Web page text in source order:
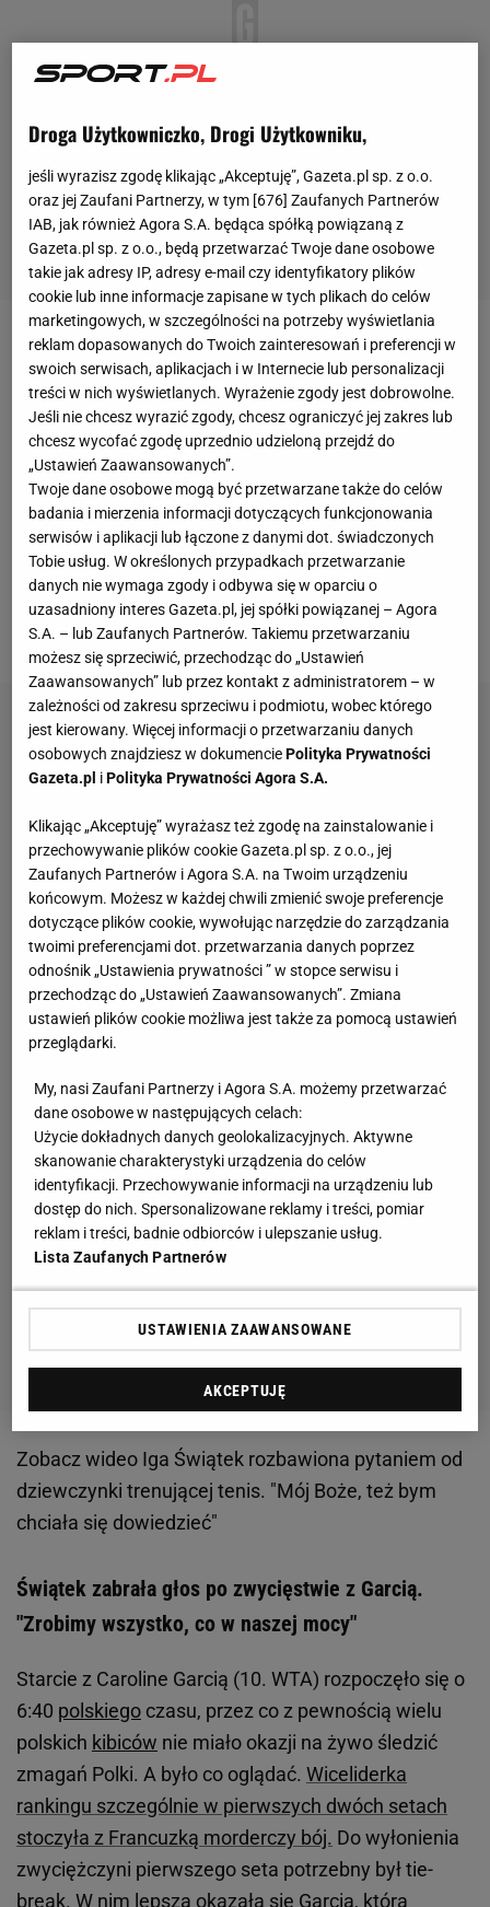
Iga Świątek (2. WTA) znakomicie czuje się na
chińskich kortach. Podczas turnieju WTA 1000 w
Pekinie dwa pierwsze mecze Polki były solidne, a
występ w 1/8 finału przeciwko Magdzie Linette był
niemal doskonały. "Rozmiary zwycięstwa
imponujące, jak i styl. Iga powoli robi kolejny krok w
kierunku lepszej formy" -pisał o tym pojedynku
Dominik Senkowski ze Sport.pl.W ćwierćfinale 22-
latka także udowodniła, że zapomniała już o nieco
gorszej formie sprzed kilku tygodni.
Zobacz wideo Iga Świątek rozbawiona pytaniem od
dziewczynki trenującej tenis. "Mój Boże, też bym
chciała się dowiedzieć"
Świątek zabrała głos po zwycięstwie z Garcią.
"Zrobimy wszystko, co w naszej mocy"
Starcie z Caroline Garcią (10. WTA) rozpoczęło się o
6:40 polskiego czasu, przez co z pewnością wielu
polskich kibiców nie miało okazji na żywo śledzić
zmagań Polki. A było co oglądać. Wiceliderka
rankingu szczególnie w pierwszych dwóch setach
stoczyła z Francuzką morderczy bój. Do wyłonienia
zwyciężczyni pierwszego seta potrzebny był tie-
break. W nim lepsza okazała się Garcia, która
Droga Użytkowniczko, Drogi Użytkowniku,
jeśli wyrazisz zgodę klikając „Akceptuję”, Gazeta.pl sp. z o.o.
oraz jej Zaufani Partnerzy, w tym [676] Zaufanych Partnerów
IAB, jak również Agora S.A. będąca spółką powiązaną z
Gazeta.pl sp. z o.o., będą przetwarzać Twoje dane osobowe
takie jak adresy IP, adresy e-mail czy identyfikatory plików
cookie lub inne informacje zapisane w tych plikach do celów
marketingowych, w szczególności na potrzeby wyświetlania
reklam dopasowanych do Twoich zainteresowań i preferencji w
swoich serwisach, aplikacjach i w Internecie lub personalizacji
treści w nich wyświetlanych. Wyrażenie zgody jest dobrowolne.
Jeśli nie chcesz wyrazić zgody, chcesz ograniczyć jej zakres lub
chcesz wycofać zgodę uprzednio udzieloną przejdź do
„Ustawień Zaawansowanych”.
Twoje dane osobowe mogą być przetwarzane także do celów
badania i mierzenia informacji dotyczących funkcjonowania
serwisów i aplikacji lub łączone z danymi dot. świadczonych
Tobie usług. W określonych przypadkach przetwarzanie
danych nie wymaga zgody i odbywa się w oparciu o
uzasadniony interes Gazeta.pl, jej spółki powiązanej – Agora
S.A. – lub Zaufanych Partnerów. Takiemu przetwarzaniu
możesz się sprzeciwić, przechodząc do „Ustawień
Zaawansowanych” lub przez kontakt z administratorem – w
zależności od zakresu sprzeciwu i podmiotu, wobec którego
jest kierowany. Więcej informacji o przetwarzaniu danych
osobowych znajdziesz w dokumenciePolityka Prywatności
Gazeta.pl iPolityka Prywatności Agora S.A.
Klikając „Akceptuję” wyrażasz też zgodę na zainstalowanie i
przechowywanie plików cookie Gazeta.pl sp. z o.o., jej
Zaufanych Partnerów i Agora S.A. na Twoim urządzeniu
końcowym. Możesz w każdej chwili zmienić swoje preferencje
dotyczące plików cookie, wywołując narzędzie do zarządzania
twoimi preferencjami dot. przetwarzania danych poprzez
odnośnik „Ustawienia prywatności ” w stopce serwisu i
przechodząc do „Ustawień Zaawansowanych”. Zmiana
ustawień plików cookie możliwa jest także za pomocą ustawień
przeglądarki.
My, nasi Zaufani Partnerzy i Agora S.A. możemy przetwarzać
dane osobowe w następujących celach:
Użycie dokładnych danych geolokalizacyjnych. Aktywne
skanowanie charakterystyki urządzenia do celów
identyfikacji. Przechowywanie informacji na urządzeniu lub
dostęp do nich. Spersonalizowane reklamy i treści, pomiar
reklam i treści, badnie odbiorców i ulepszanie usług.
Lista Zaufanych Partnerów
USTAWIENIA ZAAWANSOWANE
AKCEPTUJĘ